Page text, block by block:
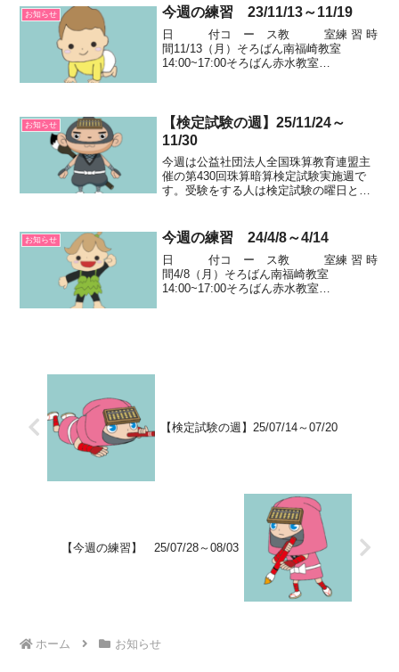
習 時 間10/20（月）そろばん南福崎教室
14:00~1...
お知らせ 今週の練習 23/11/13～11/19
日 付コ ー ス教 室練 習 時
間11/13（月）そろばん南福崎教室
14:00~17:00そろばん赤水教室
お知らせ
【検定試験の週】25/11/24～
11/30
今週は公益社団法人全国珠算教育連盟主
催の第430回珠算暗算検定試験実施週で
す。受験をする人は検定試験の曜日と時
練 習 時 間11/24（月・祝）国民の祝日振
替休日そろば...
お知らせ 今週の練習 24/4/8～4/14
日 付コ ー ス教 室練 習 時
間4/8（月）そろばん南福崎教室
14:00~17:00そろばん赤水教室
【検定試験の週】25/07/14～07/20
【今週の練習】 25/07/28～08/03
ホーム お知らせ